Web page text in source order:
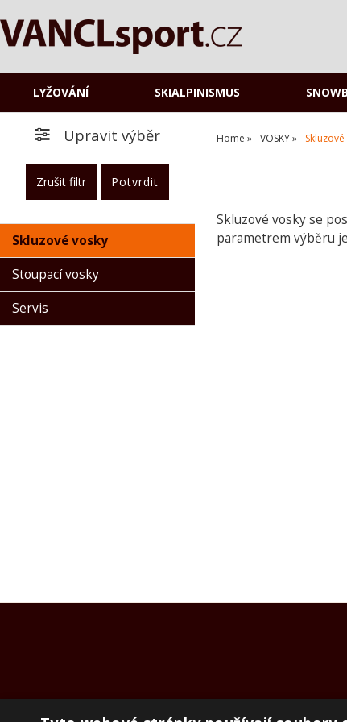
LYŽOVÁNÍ SKIALPINISMUS
Home VOSKY
Skluzové vosky se
parametrem výběru
Upravit výběr
Skluzové vosky
Stoupací vosky
Servis